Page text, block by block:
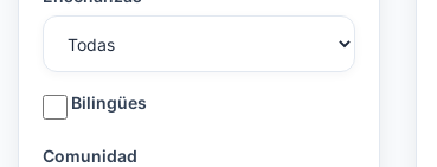
Bilingües
Comunidad